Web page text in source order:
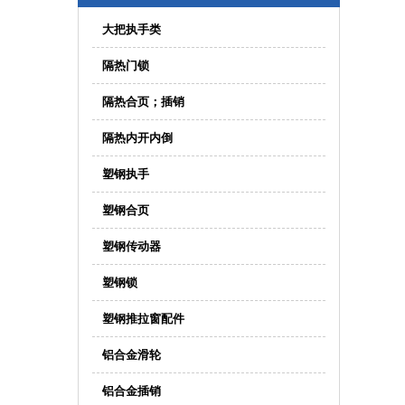
大把执手类
隔热门锁
隔热合页；插销
隔热内开内倒
塑钢执手
塑钢合页
塑钢传动器
塑钢锁
塑钢推拉窗配件
铝合金滑轮
铝合金插销